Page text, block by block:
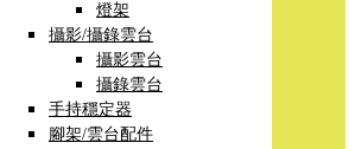
燈架
攝影/攝錄雲台
攝影雲台
攝錄雲台
手持穩定器
腳架/雲台配件